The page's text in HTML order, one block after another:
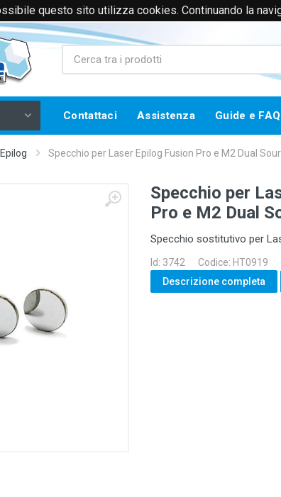
questo sito utilizza cookies. Continuando la
+39 0171385365 (Solo Voce)
Contattaci Assistenza Guide e FAQ
Specchio per Laser Epilog Fusion Pro e M2 Dual
Specchio per
Pro e M2 Dual
Specchio sostitutivo per
Id: 3742 Codice: HT0919
Descrizione completa